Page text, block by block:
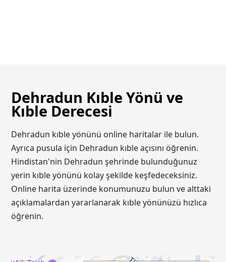
Dehradun Kıble Yönü ve
Kıble Derecesi
Dehradun kıble yönünü online haritalar ile bulun.
Ayrıca pusula için Dehradun kıble açısını öğrenin.
Hindistan'nin Dehradun şehrinde bulunduğunuz
yerin kıble yönünü kolay şekilde keşfedeceksiniz.
Online harita üzerinde konumunuzu bulun ve alttaki
açıklamalardan yararlanarak kıble yönünüzü hızlıca
öğrenin.